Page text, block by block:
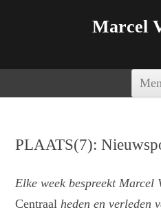
Marcel
PLAATS(7):
Elke week bespreekt Marcel
Centraal heden en verleden